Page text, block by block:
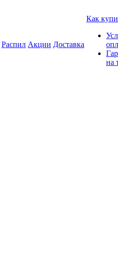
Распил Акции Доставка
Как
на